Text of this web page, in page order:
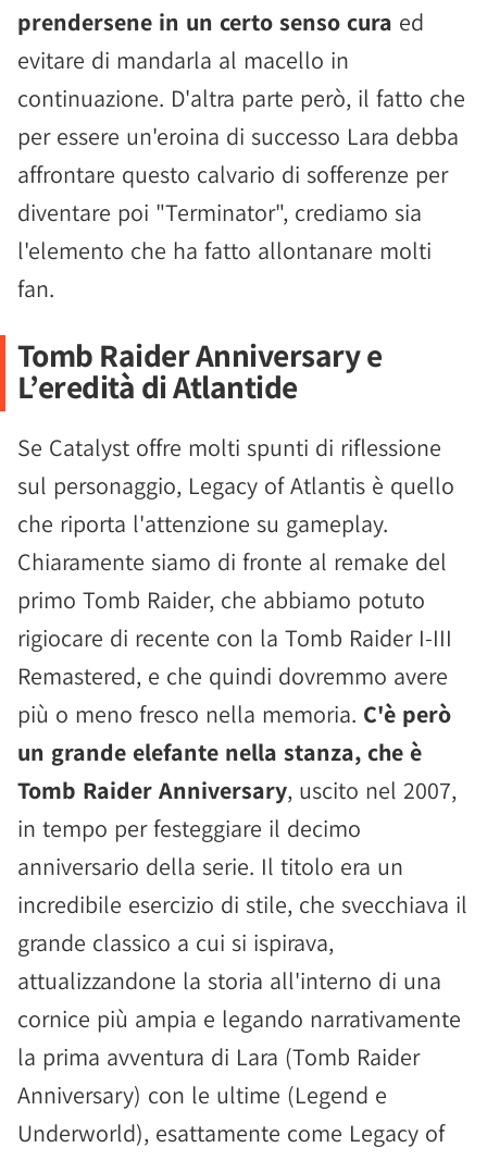
prendersene in un certo senso cura ed
evitare di mandarla al macello in
continuazione. D'altra parte però, il fatto che
per essere un'eroina di successo Lara debba
affrontare questo calvario di sofferenze per
diventare poi "Terminator", crediamo sia
l'elemento che ha fatto allontanare molti
fan.
Tomb Raider Anniversary e
L’eredità di Atlantide
Se Catalyst offre molti spunti di riflessione
sul personaggio, Legacy of Atlantis è quello
che riporta l'attenzione su gameplay.
Chiaramente siamo di fronte al remake del
primo Tomb Raider, che abbiamo potuto
rigiocare di recente con la Tomb Raider I-III
Remastered, e che quindi dovremmo avere
più o meno fresco nella memoria. C'è però
un grande elefante nella stanza, che è
Tomb Raider Anniversary, uscito nel 2007,
in tempo per festeggiare il decimo
anniversario della serie. Il titolo era un
incredibile esercizio di stile, che svecchiava il
grande classico a cui si ispirava,
attualizzandone la storia all'interno di una
cornice più ampia e legando narrativamente
la prima avventura di Lara (Tomb Raider
Anniversary) con le ultime (Legend e
Underworld), esattamente come Legacy of